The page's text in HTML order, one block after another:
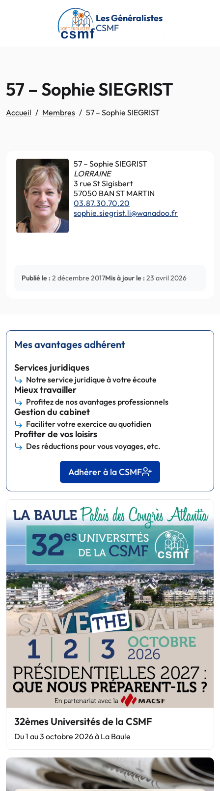
Passer au contenu principal
Les Généralistes
CSMF
57 – Sophie SIEGRIST
Accueil Membres 57 – Sophie SIEGRIST
57 – Sophie SIEGRIST
LORRAINE
3 rue St Sigisbert
57050 BAN ST MARTIN
03.87.30.70.20
sophie.siegrist.li@wanadoo.fr
Publié le : 2 décembre 2017Mis à jour le : 23 avril 2026
Mes avantages adhérent
Services juridiques
Notre service juridique à votre écoute
Mieux travailler
Profitez de nos avantages professionnels
Gestion du cabinet
Faciliter votre exercice au quotidien
Profiter de vos loisirs
Des réductions pour vous voyages, etc.
Adhérer à la CSMF
32èmes Universités de la CSMF
Du 1 au 3 octobre 2026 à La Baule